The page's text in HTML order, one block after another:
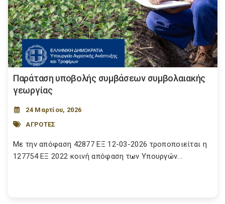
Παράταση υποβολής συμβάσεων συμβολαιακής
γεωργίας
24 Μαρτίου, 2026
ΑΓΡΟΤΕΣ
Με την απόφαση 42877 ΕΞ 12-03-2026 τροποποιείται η
127754 ΕΞ 2022 κοινή απόφαση των Υπουργών...